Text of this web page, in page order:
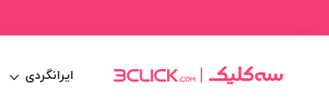
ایرانگردی